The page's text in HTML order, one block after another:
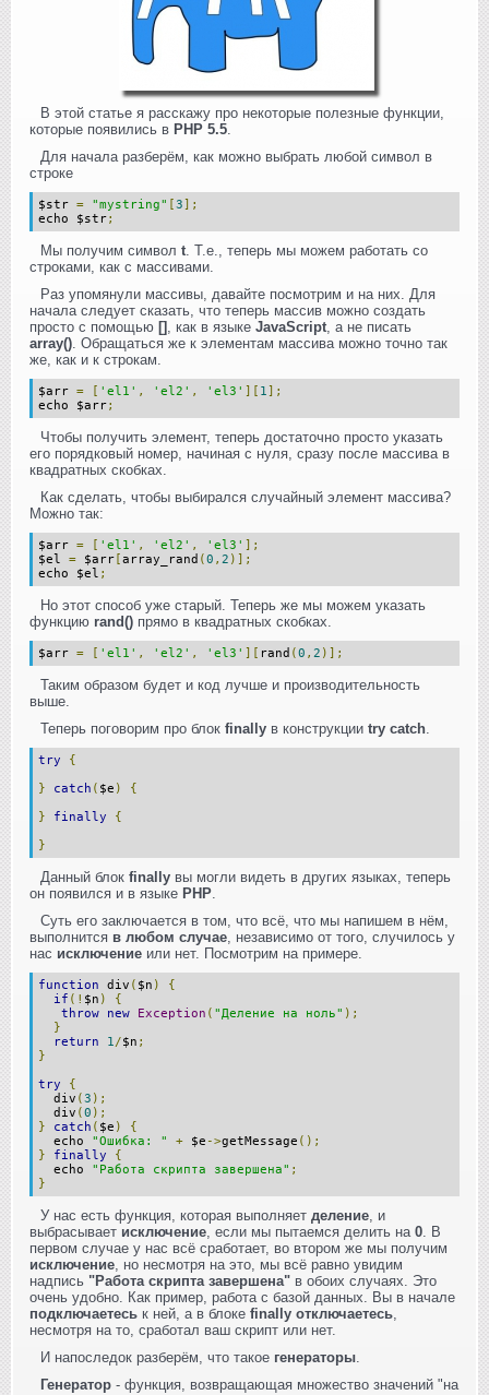
В этой статье я расскажу про некоторые полезные функции,
которые появились в PHP 5.5
Для начала разберём, как можно выбрать любой символ в
строке
$str = "mystring" [3];
echo $str;
Мы получим символ t . Т.е., теперь мы можем работать со
строками, как с массивами.
Раз упомянули массивы, давайте посмотрим и на них. Для
начала следует сказать, что теперь массив можно создать
просто с помощью [] , как в языке JavaScript , а не писать
array() . Обращаться же к элементам массива можно точно так
же, как и к строкам.
$arr = [ 'el1' , 'el2' , 'el3' ][ 1 ];
echo $arr;
Чтобы получить элемент, теперь достаточно просто указать
его порядковый номер, начиная с нуля, сразу после массива в
квадратных скобках.
Как сделать, чтобы выбирался случайный элемент массива?
Можно так:
$arr = [ 'el1' , 'el2' , 'el3' ];
$el = $arr [array_rand (0 , 2 )];
echo $el ;
Но этот способ уже старый. Теперь же мы можем указать
функцию rand() прямо в квадратных скобках.
$arr = [ 'el1' , 'el2' , 'el3' ][ rand (0 , 2 )];
Таким образом будет и код лучше и производительность
выше.
Теперь поговорим про блок finally в конструкции try catch
try
{
}
catch ( $e )
{
}
finally
{
}
Данный блок finally вы могли видеть в других языках, теперь
он появился и в языке PHP
Суть его заключается в том, что всё, что мы напишем в нём,
выполнится в любом случае , независимо от того, случилось у
нас исключение или нет. Посмотрим на примере.
function div ( $n )
{
if (! $n )
{
throw
new Exception ( "Деление на ноль" );
}
return
1 /$n ;
}
try
{
div (3 );
div (0 );
}
catch ( $e )
{
echo "Ошибка: " + $e ->getMessage ();
}
finally
{
echo "Работа скрипта завершена" ;
}
У нас есть функция, которая выполняет деление , и
выбрасывает исключение , если мы пытаемся делить на 0 . В
первом случае у нас всё сработает, во втором же мы получим
исключение , но несмотря на это, мы всё равно увидим
надпись "Работа скрипта завершена" в обоих случаях. Это
очень удобно. Как пример, работа с базой данных. Вы в начале
подключаетесь к ней, а в блоке finally отключаетесь
несмотря на то, сработал ваш скрипт или нет.
И напоследок разберём, что такое генераторы
Генератор - функция, возвращающая множество значений "на